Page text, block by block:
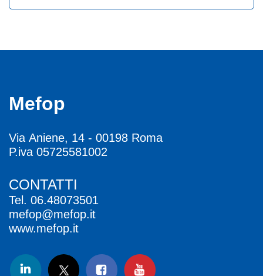
Mefop
Via Aniene, 14 - 00198 Roma
P.iva 05725581002
CONTATTI
Tel. 06.48073501
mefop@mefop.it
www.mefop.it